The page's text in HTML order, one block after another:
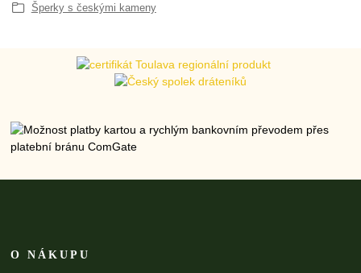
Šperky s českými kameny
O NÁKUPU